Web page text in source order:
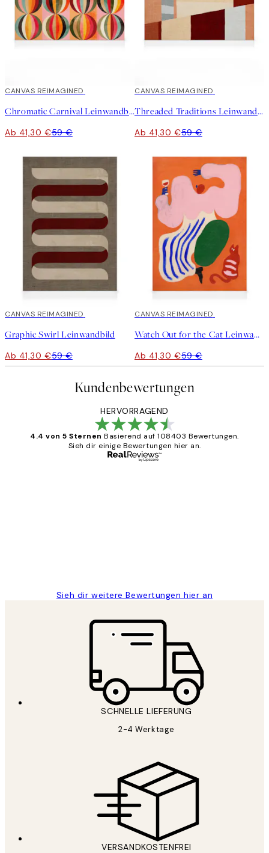
30%*
CANVAS REIMAGINED
Chromatic Carnival Leinwandbild
Ab 41,30 €59 €
30%*
CANVAS REIMAGINED
Threaded Traditions Leinwandbild
Ab 41,30 €59 €
30%*
CANVAS REIMAGINED
Graphic Swirl Leinwandbild
Ab 41,30 €59 €
30%*
CANVAS REIMAGINED
Watch Out for the Cat Leinwandbild
Ab 41,30 €59 €
Kundenbewertungen
HERVORRAGEND
4.4 von 5 Sternen Basierend auf 108403 Bewertungen.
Sieh dir einige Bewertungen hier an.
Sieh dir weitere Bewertungen hier an
SCHNELLE LIEFERUNG
2-4 Werktage
VERSANDKOSTENFREI